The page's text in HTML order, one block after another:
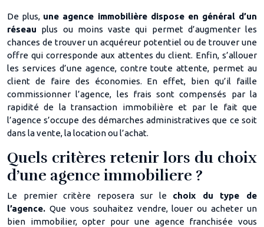
De plus, une agence immobilière dispose en général d’un
réseau plus ou moins vaste qui permet d’augmenter les
chances de trouver un acquéreur potentiel ou de trouver une
offre qui corresponde aux attentes du client. Enfin, s’allouer
les services d’une agence, contre toute attente, permet au
client de faire des économies. En effet, bien qu’il faille
commissionner l’agence, les frais sont compensés par la
rapidité de la transaction immobilière et par le fait que
l’agence s’occupe des démarches administratives que ce soit
dans la vente, la location ou l’achat.
Quels critères retenir lors du choix
d’une agence immobiliere ?
Le premier critère reposera sur le choix du type de
l’agence. Que vous souhaitez vendre, louer ou acheter un
bien immobilier, opter pour une agence franchisée vous